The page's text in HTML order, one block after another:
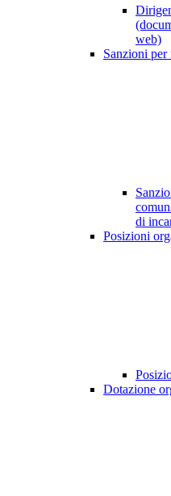
web)
Sanzioni per
di
Posizioni
Dotazione